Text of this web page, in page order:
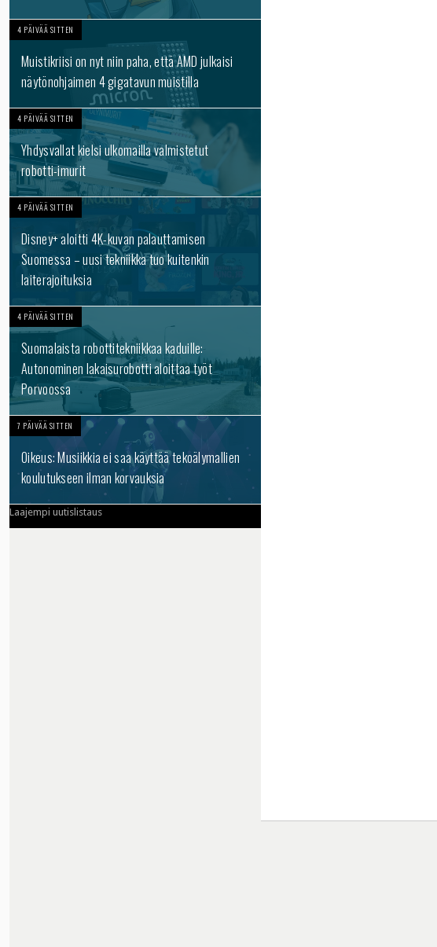
4 PÄIVÄÄ SITTEN
Muistikriisi on nyt niin paha, että AMD julkaisi
näytönohjaimen 4 gigatavun muistilla
4 PÄIVÄÄ SITTEN
Yhdysvallat kielsi ulkomailla valmistetut
robotti-imurit
4 PÄIVÄÄ SITTEN
Disney+ aloitti 4K-kuvan palauttamisen
Suomessa – uusi tekniikka tuo kuitenkin
laiterajoituksia
4 PÄIVÄÄ SITTEN
Suomalaista robottitekniikkaa kaduille:
Autonominen lakaisurobotti aloittaa työt
Porvoossa
7 PÄIVÄÄ SITTEN
Oikeus: Musiikkia ei saa käyttää tekoälymallien
koulutukseen ilman korvauksia
Laajempi uutislistaus